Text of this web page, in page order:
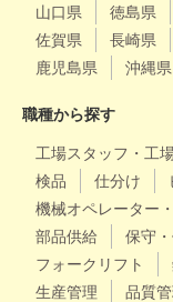
山口県
徳島県
佐賀県
長崎県
鹿児島県
沖縄県
職種から探す
工場スタッフ・工
検品
仕分け
機械オペレーター
部品供給
保守
フォークリフト
生産管理
品質